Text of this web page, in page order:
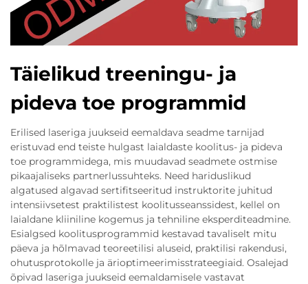
Täielikud treeningu- ja
pideva toe programmid
Erilised laseriga juukseid eemaldava seadme tarnijad
eristuvad end teiste hulgast laialdaste koolitus- ja pideva
toe programmidega, mis muudavad seadmete ostmise
pikaajaliseks partnerlussuhteks. Need hariduslikud
algatused algavad sertifitseeritud instruktorite juhitud
intensiivsetest praktilistest koolitusseanssidest, kellel on
laialdane kliiniline kogemus ja tehniline eksperditeadmine.
Esialgsed koolitusprogrammid kestavad tavaliselt mitu
päeva ja hõlmavad teoreetilisi aluseid, praktilisi rakendusi,
ohutusprotokolle ja ärioptimeerimisstrateegiaid. Osalejad
õpivad laseriga juukseid eemaldamisele vastavat